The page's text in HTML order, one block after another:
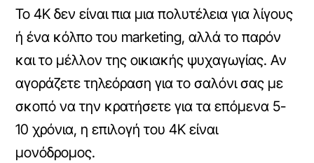
Το 4K δεν είναι πια μια πολυτέλεια για λίγους
ή ένα κόλπο του marketing, αλλά το παρόν
και το μέλλον της οικιακής ψυχαγωγίας. Αν
αγοράζετε τηλεόραση για το σαλόνι σας με
σκοπό να την κρατήσετε για τα επόμενα 5-
10 χρόνια, η επιλογή του 4K είναι
μονόδρομος.